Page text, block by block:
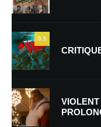
Nom*
E-mail *
9.5